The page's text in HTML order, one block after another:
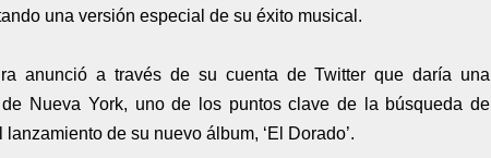
una versión especial de su éxito musical.
anunció a través de su cuenta de Twitter que daría una
Nueva York, uno de los puntos clave de la búsqueda de
de su nuevo álbum, ‘El Dorado’.